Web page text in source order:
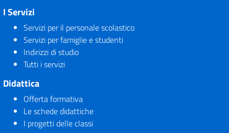
I Servizi
Servizi per il personale scolastico
Servizi per famiglie e studenti
Indirizzi di studio
Tutti i servizi
Didattica
Offerta formativa
Le schede didattiche
I progetti delle classi